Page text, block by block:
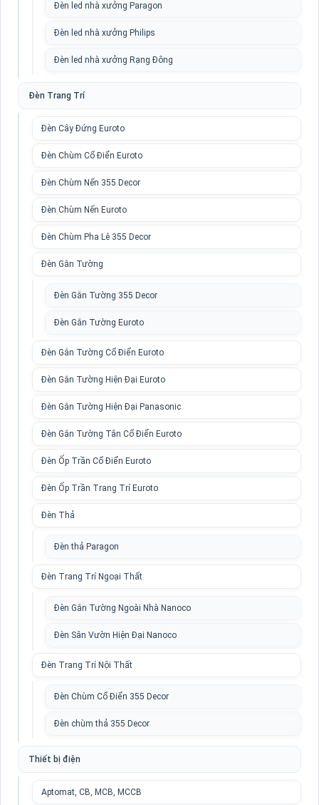
Đèn led nhà xưởng Paragon
Đèn led nhà xưởng Philips
Đèn led nhà xưởng Rạng Đông
Đèn Trang Trí
Đèn Cây Đứng Euroto
Đèn Chùm Cổ Điển Euroto
Đèn Chùm Nến 355 Decor
Đèn Chùm Nến Euroto
Đèn Chùm Pha Lê 355 Decor
Đèn Gắn Tường
Đèn Gắn Tường 355 Decor
Đèn Gắn Tường Euroto
Đèn Gắn Tường Cổ Điển Euroto
Đèn Gắn Tường Hiện Đại Euroto
Đèn Gắn Tường Hiện Đại Panasonic
Đèn Gắn Tường Tân Cổ Điển Euroto
Đèn Ốp Trần Cổ Điển Euroto
Đèn Ốp Trần Trang Trí Euroto
Đèn Thả
Đèn thả Paragon
Đèn Trang Trí Ngoại Thất
Đèn Gắn Tường Ngoài Nhà Nanoco
Đèn Sân Vườn Hiện Đại Nanoco
Đèn Trang Trí Nội Thất
Đèn Chùm Cổ Điển 355 Decor
Đèn chùm thả 355 Decor
Thiết bị điện
Aptomat, CB, MCB, MCCB